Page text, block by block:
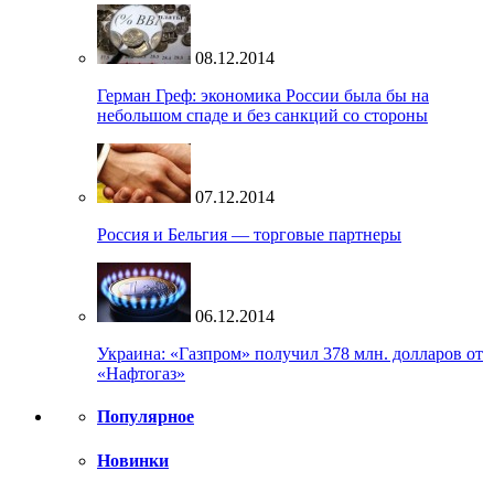
08.12.2014
Герман Греф: экономика России была бы на
небольшом спаде и без санкций со стороны
07.12.2014
Россия и Бельгия — торговые партнеры
06.12.2014
Украина: «Газпром» получил 378 млн. долларов от
«Нафтогаз»
Популярное
Новинки